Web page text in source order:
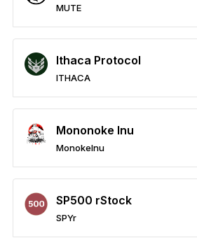
MUTE
전송/수령
매수
스왑
스테이킹
타사 지갑과 호환 가능 안전한 MUTE
Ithaca Protocol
ITHACA
전송/수령
매수
스왑
스테이킹
타사 지갑과 호환 가능 안전한 ITHACA
Mononoke Inu
MonokeInu
전송/수령
매수
스왑
스테이킹
타사 지갑과 호환 가능안전한 MonokeInu
SP500 rStock
SPYr
전송/수령
매수
스왑
스테이킹
타사 지갑과 호환 가능 안전한 SPYr